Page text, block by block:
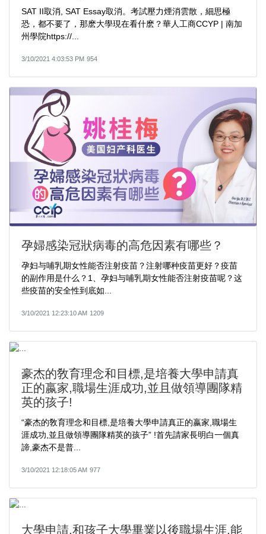
SAT II取消, SAT Essay取消。考試壓力煙消雲散，細思極
恐，都不要了，那麽大學現在看什麽？華人工商CCYP | 南加
州學院https://...
3/10/2021 4:03:53 PM 954
孕婦感染冠狀病毒的高危因素有哪些？
孕妇与哺乳期女性能否注射疫苗？注射哪种疫苗更好？疫苗
的副作用是什么？1、孕妇与哺乳期女性能否注射疫苗呢？这
些疫苗的安全性到底如...
3/10/2021 12:23:10 AM 1209
豪杰的敎育理念和目標,是培養大學申請真
正的嬴家,職場生涯成功,並且做領導團隊精
英的孩子!
“豪杰的敎育理念和目標,是培養大學申請真正的嬴家,職場生
涯成功,並且做領導團隊精英的孩子” !首先請家長明白一個真
諦,豪杰不是普...
3/10/2021 12:18:05 AM 977
大學申請,和孩子大學畢業以後職場生涯,能